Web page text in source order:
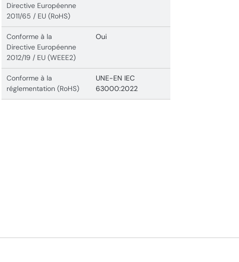
Directive Européenne
2011/65 / EU (RoHS)
Conforme à la
Directive Européenne
2012/19 / EU (WEEE2)
Oui
Conforme à la
réglementation (RoHS)
UNE-EN IEC
63000:2022